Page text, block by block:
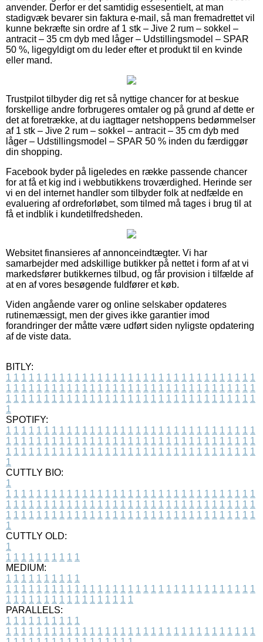
anvender. Derfor er det samtidig essesentielt, at man
stadigvæk bevarer sin faktura e-mail, så man fremadrettet vil
kunne bekræfte sin ordre af 1 stk – Jive 2 rum – sokkel –
antracit – 35 cm dyb med låger – Udstillingsmodel – SPAR
50 %, ligegyldigt om du leder efter et produkt til en kvinde
eller mand.
Trustpilot tilbyder dig ret så nyttige chancer for at beskue
forskellige andre forbrugeres omtaler og på grund af dette er
det at foretrække, at du iagttager netshoppens bedømmelser
af 1 stk – Jive 2 rum – sokkel – antracit – 35 cm dyb med
låger – Udstillingsmodel – SPAR 50 % inden du færdiggør
din shopping.
Facebook byder på ligeledes en række passende chancer
for at få et kig ind i webbutikkens troværdighed. Herinde ser
vi en del internet handler som tilbyder folk at nedfælde en
evaluering af ordreforløbet, som tilmed må tages i brug til at
få et indblik i kundetilfredsheden.
Websitet finansieres af annonceindtægter. Vi har
samarbejder med adskillige butikker på nettet i form af at vi
markedsfører butikkernes tilbud, og får provision i tilfælde af
at en af vores besøgende fuldfører et køb.
Viden angående varer og online selskaber opdateres
rutinemæssigt, men der gives ikke garantier imod
forandringer der måtte være udført siden nyligste opdatering
af de viste data.
BITLY:
1 1 1 1 1 1 1 1 1 1 1 1 1 1 1 1 1 1 1 1 1 1 1 1 1 1 1 1 1 1 1 1 1
1 1 1 1 1 1 1 1 1 1 1 1 1 1 1 1 1 1 1 1 1 1 1 1 1 1 1 1 1 1 1 1 1
1 1 1 1 1 1 1 1 1 1 1 1 1 1 1 1 1 1 1 1 1 1 1 1 1 1 1 1 1 1 1 1 1
1
SPOTIFY:
1 1 1 1 1 1 1 1 1 1 1 1 1 1 1 1 1 1 1 1 1 1 1 1 1 1 1 1 1 1 1 1 1
1 1 1 1 1 1 1 1 1 1 1 1 1 1 1 1 1 1 1 1 1 1 1 1 1 1 1 1 1 1 1 1 1
1 1 1 1 1 1 1 1 1 1 1 1 1 1 1 1 1 1 1 1 1 1 1 1 1 1 1 1 1 1 1 1 1
1
CUTTLY BIO:
1
1 1 1 1 1 1 1 1 1 1 1 1 1 1 1 1 1 1 1 1 1 1 1 1 1 1 1 1 1 1 1 1 1
1 1 1 1 1 1 1 1 1 1 1 1 1 1 1 1 1 1 1 1 1 1 1 1 1 1 1 1 1 1 1 1 1
1 1 1 1 1 1 1 1 1 1 1 1 1 1 1 1 1 1 1 1 1 1 1 1 1 1 1 1 1 1 1 1 1
1
CUTTLY OLD:
1
1 1 1 1 1 1 1 1 1 1
MEDIUM:
1 1 1 1 1 1 1 1 1 1
1 1 1 1 1 1 1 1 1 1 1 1 1 1 1 1 1 1 1 1 1 1 1 1 1 1 1 1 1 1 1 1 1
1 1 1 1 1 1 1 1 1 1 1 1 1 1 1 1 1
PARALLELS:
1 1 1 1 1 1 1 1 1 1
1 1 1 1 1 1 1 1 1 1 1 1 1 1 1 1 1 1 1 1 1 1 1 1 1 1 1 1 1 1 1 1 1